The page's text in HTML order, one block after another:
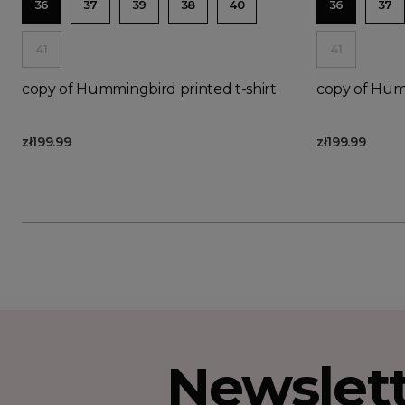
36 37 39 38 40
41
copy of Hummingbird printed t-shirt
zł199.99
36 37
41
copy of
zł199.99